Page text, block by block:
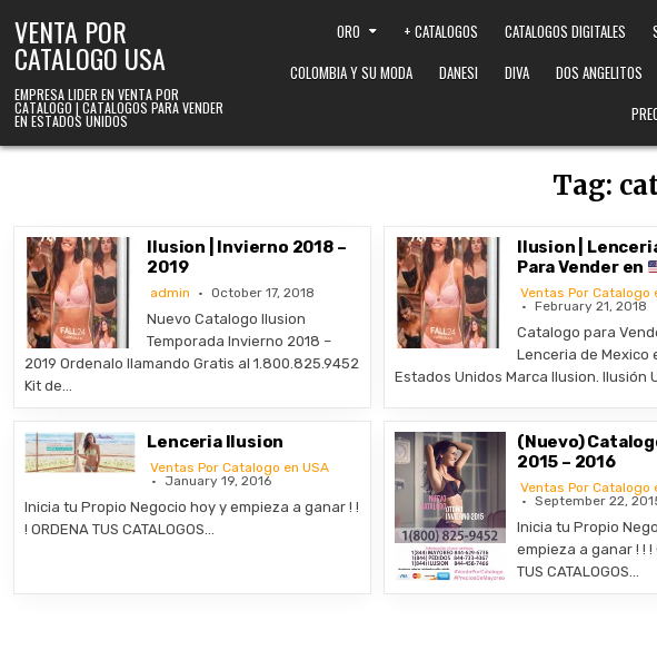
VENTA POR
CATALOGO USA
EMPRESA LIDER EN VENTA POR
CATALOGO | CATALOGOS PARA VENDER
EN ESTADOS UNIDOS
ORO + CATALOGOS CATALOGOS DIGITALES
COLOMBIA Y SU MODA
DANESI DIVA DOS ANGELITOS
Tag:
Ilusion | Invierno 2018 –
2019
admin October 17, 2018
Nuevo Catalogo Ilusion
Temporada Invierno 2018 –
2019 Ordenalo llamando Gratis al 1.800.825.9452
Kit de…
Ilusion |
Para Vender en
Ventas Por Catalogo
February 21, 2018
Catalogo para
Lenceria de Mexico
Estados Unidos Marca Ilusion. Ilusión
Lenceria Ilusion
Ventas Por Catalogo en USA
January 19, 2016
Inicia tu Propio Negocio hoy y empieza a ganar ! !
! ORDENA TUS CATALOGOS…
(Nuevo)
2015 – 2016
Ventas Por Catalogo
September 22,
Inicia tu Propio
empieza a ganar ! ! !
TUS CATALOGOS…